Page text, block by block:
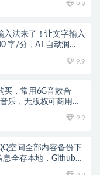
9.9
入法来了！让文字输入
字/分，AI 自动润
9.9
买，常用6G音效合
乐，无版权可商用大
9.9
空间全部内容备份下
全存本地，Github最